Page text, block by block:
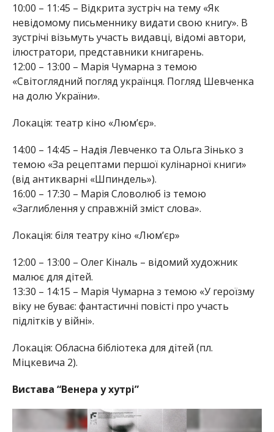
10:00 – 11:45 – Відкрита зустріч на тему «Як
невідомому письменнику видати свою книгу». В
зустрічі візьмуть участь видавці, відомі автори,
ілюстратори, представники книгарень.
12:00 – 13:00 – Марія Чумарна з темою
«Світоглядний погляд українця. Погляд Шевченка
на долю України».
Локація: театр кіно «Люм’єр».
14:00 – 14:45 – Надія Левченко та Ольга Зінько з
темою «За рецептами першої кулінарної книги»
(від антикварні «Шпиндель»).
16:00 – 17:30 – Марія Словолюб із темою
«Заглиблення у справжній зміст слова».
Локація: біля театру кіно «Люм’єр»
12:00 – 13:00 – Олег Кіналь – відомий художник
малює для дітей.
13:30 – 14:15 – Марія Чумарна з темою «У героїзму
віку не буває: фантастичні повісті про участь
підлітків у війні».
Локація: Обласна бібліотека для дітей (пл.
Міцкевича 2).
Вистава “Венера у хутрі”